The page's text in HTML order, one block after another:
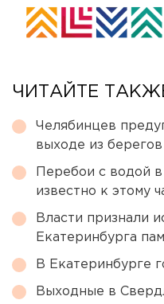
ЧИТАЙТЕ
Челябинцев
выходе из
Перебои с водой
известно к этому
Власти признали
Екатеринбурга
В Екатеринбурге
Выходные в